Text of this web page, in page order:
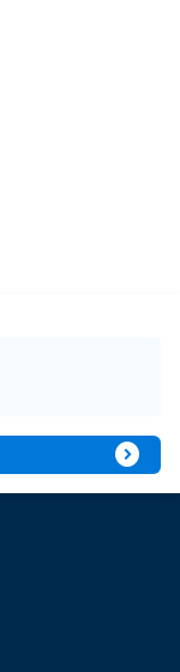
expand_circle_right